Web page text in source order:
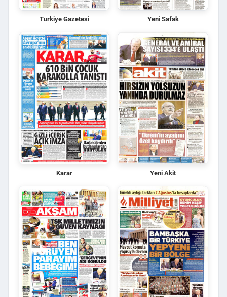
Turkiye Gazetesi Yeni Safak
Karar Yeni Akit